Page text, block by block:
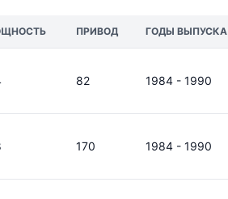
ПРИВОД ГОДЫ ВЫПУСКА
82 1984 - 1990
170 1984 - 1990